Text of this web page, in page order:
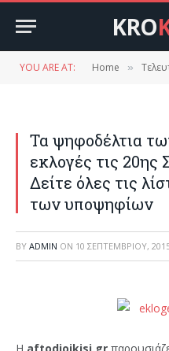
KRO
YOU ARE AT: Home »
Τα ψηφοδέλτια
εκλογές τις 20ης
Δείτε όλες τις
των υποψηφίων
BY ADMIN ON 10 ΣΕΠΤΕΜΒΡΊΟΥ,